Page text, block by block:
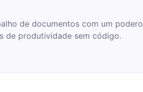
de documentos com um
de produtividade sem código.